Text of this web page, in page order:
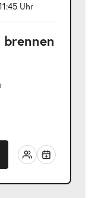
Uhr